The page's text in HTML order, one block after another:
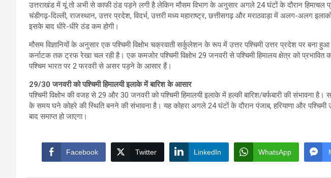
उत्तराखंड में यूं तो अभी से काफी ठंड पड़ने लगी है लेकिन मौसम विभाग के अनुसार अगले 24 घंटों के दौरान हिमाचल
चंडीगढ़-दिल्ली, राजस्थान, उत्तर प्रदेश, विदर्भ, उत्तरी मध्य महाराष्ट्र, छत्तीसगढ़ और मराठवाड़ा में अलग-अलग
इसके बाद धीरे-धीरे ठंड कम होगी।
मौसम विज्ञानियों के अनुसार एक पश्चिमी विक्षोभ चक्रवाती सर्कुलेशन के रूप में उत्तर पश्चिमी उत्तर प्रदेश पर बना हुआ
कर्नाटक तक ट्रफ रेखा चल रही है। एक कमजोर पश्चिमी विक्षोभ 29 जनवरी से पश्चिमी हिमालय क्षेत्र को प्रभावित
पश्चिम भारत पर 2 फरवरी से असर पड़ने के आसार हैं।
29/30 जनवरी को पश्चिमी हिमालयी इलाके में बारिश के आसार
पश्चिमी विक्षोभ की वजह से 29 और 30 जनवरी को पश्चिमी हिमालयी इलाके में हल्की बारिश/बर्फबारी की संभावना
के समय घने कोहरे की स्थिति बनने की संभावना है। यह कोहरा अगले 24 घंटों के दौरान पंजाब, हरियाणा और
बाद समाप्त हो जाएगा।
Facebook Twitter LinkedIn WhatsApp